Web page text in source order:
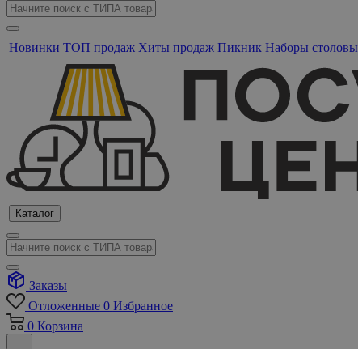
Новинки ТОП продаж Хиты продаж Пикник Наборы
Каталог
Заказы
Отложенные 0 Избранное
0 Корзина